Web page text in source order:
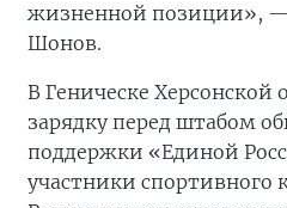
жизненной позиции», —
Шонов.
В Геническе Херсонской
зарядку перед штабом
поддержки «Единой
участники спортивного